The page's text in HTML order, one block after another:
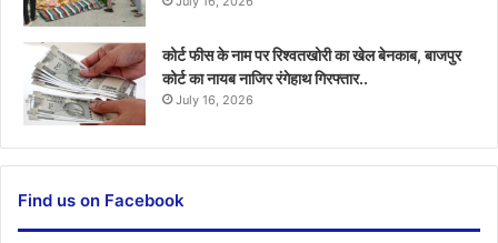
कोर्ट फीस के नाम पर रिश्वतखोरी का खेल बेनकाब, बाजपुर
कोर्ट का नायब नाजिर रंगेहाथ गिरफ्तार..
July 16, 2026
Find us on Facebook